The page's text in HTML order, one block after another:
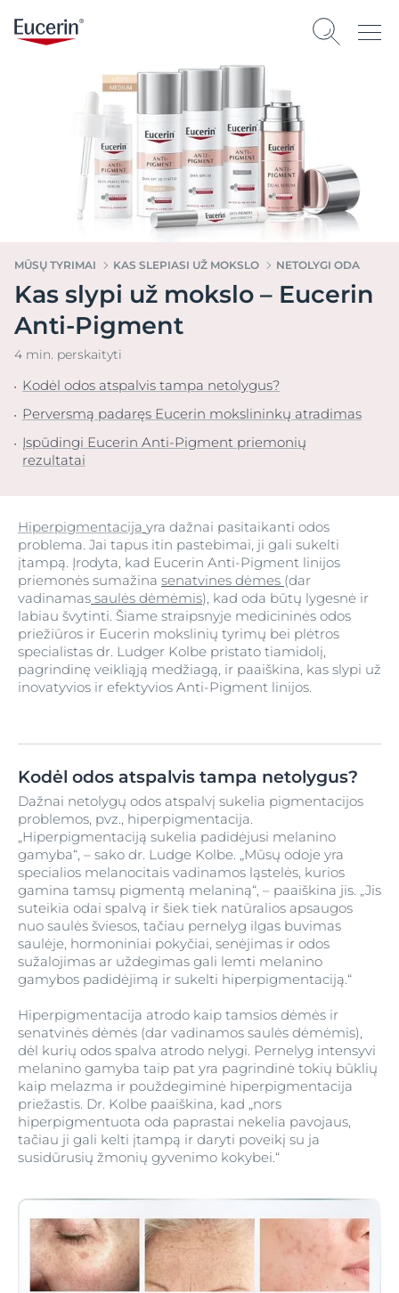
MŪSŲ TYRIMAI KAS SLEPIASI UŽ MOKSLO NETOLYGI ODA
Kas slypi už mokslo – Eucerin
Anti-Pigment
4 min. perskaityti
Kodėl odos atspalvis tampa netolygus?
Perversmą padaręs Eucerin mokslininkų atradimas
Įspūdingi Eucerin Anti-Pigment priemonių
rezultatai
Hiperpigmentacija yra dažnai pasitaikanti odos
problema. Jai tapus itin pastebimai, ji gali sukelti
įtampą. Įrodyta, kad Eucerin Anti-Pigment linijos
priemonės sumažina senatvines dėmes (dar
vadinamas saulės dėmėmis), kad oda būtų lygesnė ir
labiau švytinti. Šiame straipsnyje medicininės odos
priežiūros ir Eucerin mokslinių tyrimų bei plėtros
specialistas dr. Ludger Kolbe pristato tiamidolį,
pagrindinę veikliąją medžiagą, ir paaiškina, kas slypi už
inovatyvios ir efektyvios Anti-Pigment linijos.
Kodėl odos atspalvis tampa netolygus?
Dažnai netolygų odos atspalvį sukelia pigmentacijos
problemos, pvz., hiperpigmentacija.
„Hiperpigmentaciją sukelia padidėjusi melanino
gamyba“, – sako dr. Ludge Kolbe. „Mūsų odoje yra
specialios melanocitais vadinamos ląstelės, kurios
gamina tamsų pigmentą melaniną“, – paaiškina jis. „Jis
suteikia odai spalvą ir šiek tiek natūralios apsaugos
nuo saulės šviesos, tačiau pernelyg ilgas buvimas
saulėje, hormoniniai pokyčiai, senėjimas ir odos
sužalojimas ar uždegimas gali lemti melanino
gamybos padidėjimą ir sukelti hiperpigmentaciją.“
Hiperpigmentacija atrodo kaip tamsios dėmės ir
senatvinės dėmės (dar vadinamos saulės dėmėmis),
dėl kurių odos spalva atrodo nelygi. Pernelyg intensyvi
melanino gamyba taip pat yra pagrindinė tokių būklių
kaip melazma ir použdegiminė hiperpigmentacija
priežastis. Dr. Kolbe paaiškina, kad „nors
hiperpigmentuota oda paprastai nekelia pavojaus,
tačiau ji gali kelti įtampą ir daryti poveikį su ja
susidūrusių žmonių gyvenimo kokybei.“